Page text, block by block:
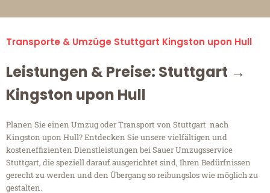
Transporte & Umzüge Stuttgart Kingston upon Hull
Leistungen & Preise: Stuttgart →
Kingston upon Hull
Planen Sie einen Umzug oder Transport von Stuttgart nach
Kingston upon Hull? Entdecken Sie unsere vielfältigen und
kosteneffizienten Dienstleistungen bei Sauer Umzugsservice
Stuttgart, die speziell darauf ausgerichtet sind, Ihren Bedürfnissen
gerecht zu werden und den Übergang so reibungslos wie möglich zu
gestalten.